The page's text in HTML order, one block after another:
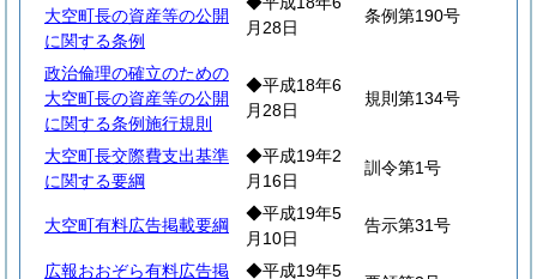
大空町長の資産等の公開
に関する条例
月28日
条例第190号
政治倫理の確立のための
大空町長の資産等の公開
に関する条例施行規則
◆平成18年6
月28日
規則第134号
大空町長交際費支出基準
に関する要綱
◆平成19年2
月16日
訓令第1号
大空町有料広告掲載要綱
◆平成19年5
月10日
告示第31号
広報おおぞら有料広告掲
◆平成19年5